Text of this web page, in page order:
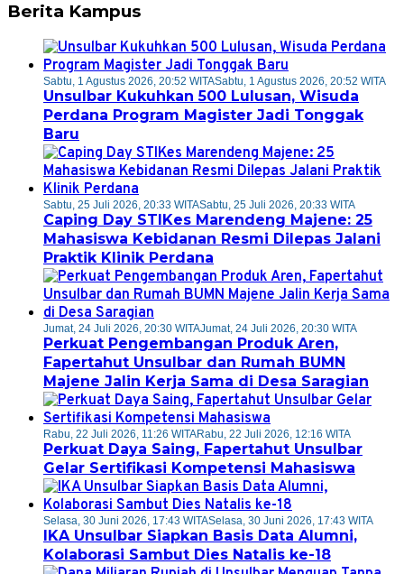
Berita Kampus
Sabtu, 1 Agustus 2026, 20:52 WITASabtu, 1 Agustus 2026, 20:52 WITA
Unsulbar Kukuhkan 500 Lulusan, Wisuda
Perdana Program Magister Jadi Tonggak
Baru
Sabtu, 25 Juli 2026, 20:33 WITASabtu, 25 Juli 2026, 20:33 WITA
Caping Day STIKes Marendeng Majene: 25
Mahasiswa Kebidanan Resmi Dilepas Jalani
Praktik Klinik Perdana
Jumat, 24 Juli 2026, 20:30 WITAJumat, 24 Juli 2026, 20:30 WITA
Perkuat Pengembangan Produk Aren,
Fapertahut Unsulbar dan Rumah BUMN
Majene Jalin Kerja Sama di Desa Saragian
Rabu, 22 Juli 2026, 11:26 WITARabu, 22 Juli 2026, 12:16 WITA
Perkuat Daya Saing, Fapertahut Unsulbar
Gelar Sertifikasi Kompetensi Mahasiswa
Selasa, 30 Juni 2026, 17:43 WITASelasa, 30 Juni 2026, 17:43 WITA
IKA Unsulbar Siapkan Basis Data Alumni,
Kolaborasi Sambut Dies Natalis ke-18